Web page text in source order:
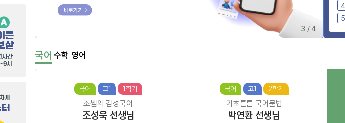
3 / 4
4
5
국어 수학 영어
국어 고1 1학기
조쌤의 감성국어
조성욱 선생님
국어 고1 2학기
기초튼튼 국어문법
박연환 선생님